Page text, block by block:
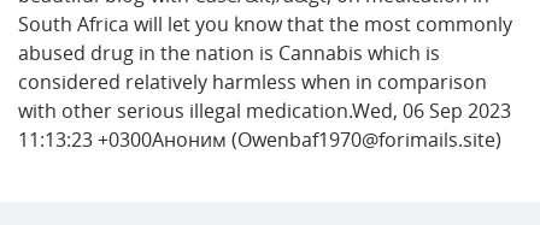
South Africa will let you know that the most commonly
abused drug in the nation is Cannabis which is
considered relatively harmless when in comparison
with other serious illegal medication.Wed, 06 Sep 2023
11:13:23 +0300Аноним (Owenbaf1970@forimails.site)